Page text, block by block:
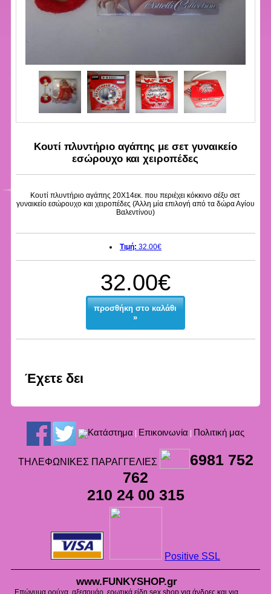
Κουτί πλυντήριο αγάπης με σετ γυναικείο
εσώρουχο και χειροπέδες
Κουτί πλυντήριο αγάπης 20Χ14εκ. που περιέχει κόκκινο σέξυ σετ
γυναικείο εσώρουχο και χειροπέδες (Άλλη μία επιλογή από τα δώρα Αγίου
Βαλεντίνου)
Τιμή: 32.00€
32.00€
προσθήκη στο καλάθι
»
Έχετε δει
Kατάστημα | Επικοινωνία | Πολιτική μας
ΤΗΛΕΦΩΝΙΚΕΣ ΠΑΡΑΓΓΕΛΙΕΣ
6981 752
762
210 24 00 315
Positive SSL
www.FUNKYSHOP.gr
Επώνυμα ρούχα, αξεσουάρ, ερωτικά είδη sex shop για άνδρες και για